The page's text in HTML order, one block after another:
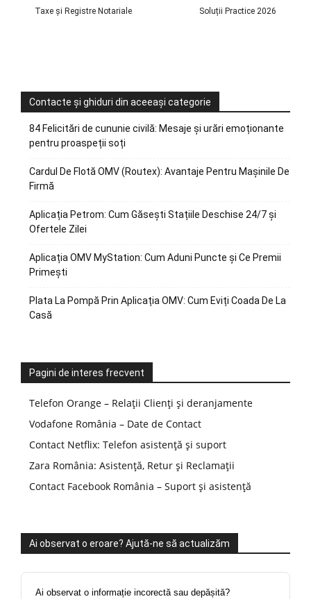
Taxe și Registre Notariale Soluții Practice 2026
Contacte și ghiduri din aceeași categorie
84 Felicitări de cununie civilă: Mesaje și urări emoționante
pentru proaspeții soți
Cardul De Flotă OMV (Routex): Avantaje Pentru Mașinile De
Firmă
Aplicația Petrom: Cum Găsești Stațiile Deschise 24/7 și
Ofertele Zilei
Aplicația OMV MyStation: Cum Aduni Puncte și Ce Premii
Primești
Plata La Pompă Prin Aplicația OMV: Cum Eviți Coada De La
Casă
Pagini de interes frecvent
Telefon Orange – Relații Clienți și deranjamente
Vodafone România – Date de Contact
Contact Netflix: Telefon asistență și suport
Zara România: Asistență, Retur și Reclamații
Contact Facebook România – Suport și asistență
Ai observat o eroare? Ajută-ne să actualizăm
Ai observat o informație incorectă sau depășită?